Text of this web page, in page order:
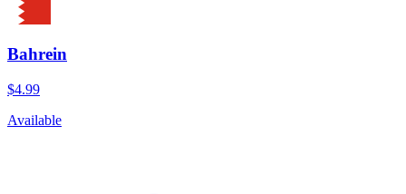
Bahrein
$4.99
Available